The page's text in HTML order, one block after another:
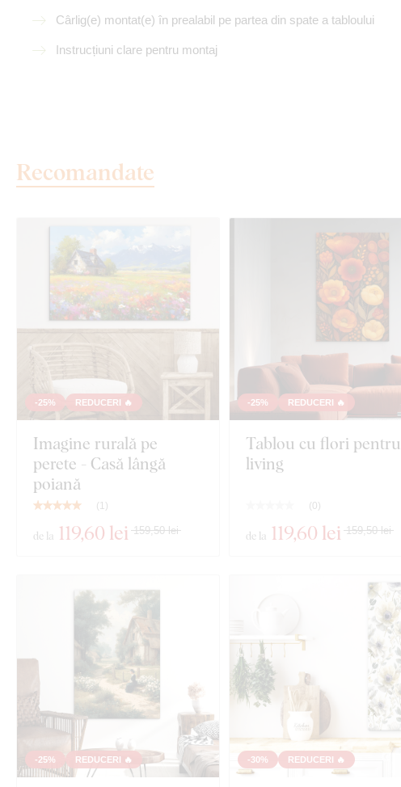
Cârlig(e) montat(e) în prealabil pe partea din spate a tabloului
Instrucțiuni clare pentru montaj
Recomandate
-25% REDUCERI 🔥
Imagine rurală pe
perete - Casă lângă
poiană
(1)
de la 119,60 lei 159,50 lei
-25% REDUCERI 🔥
Tablou cu flori pentru
living
( 0)
de la 119,60 lei 159,50 lei
-25% REDUCERI 🔥 -30% REDUCERI 🔥